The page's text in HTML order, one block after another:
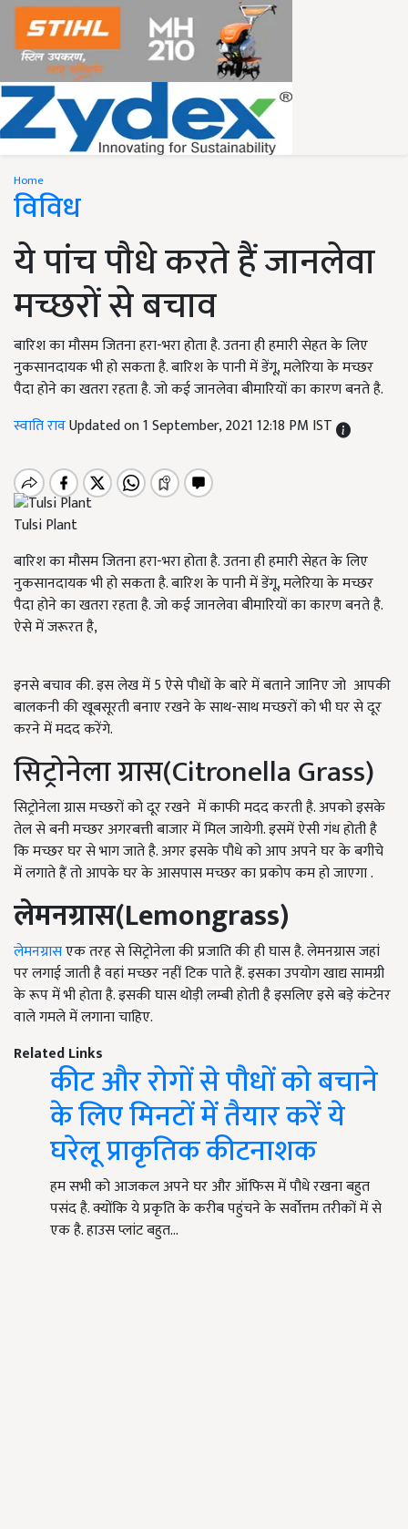
Home
विविध
ये पांच पौधे करते हैं जानलेवा
मच्छरों से बचाव
बारिश का मौसम जितना हरा-भरा होता है. उतना ही हमारी सेहत के लिए
नुकसानदायक भी हो सकता है. बारिश के पानी में डेंगू, मलेरिया के मच्छर
पैदा होने का खतरा रहता है. जो कई जानलेवा बीमारियों का कारण बनते है.
स्वाति रावUpdated on 1 September, 2021 12:18 PM IST
Tulsi Plant
बारिश का मौसम जितना हरा-भरा होता है. उतना ही हमारी सेहत के लिए
नुकसानदायक भी हो सकता है. बारिश के पानी में डेंगू, मलेरिया के मच्छर
पैदा होने का खतरा रहता है. जो कई जानलेवा बीमारियों का कारण बनते है.
ऐसे में जरूरत है,
इनसे बचाव की. इस लेख में 5 ऐसे पौधों के बारे में बताने जानिए जो आपकी
बालकनी की खूबसूरती बनाए रखने के साथ-साथ मच्छरों को भी घर से दूर
करने में मदद करेंगे.
सिट्रोनेला ग्रास(Citronella Grass)
सिट्रोनेला ग्रास मच्छरों को दूर रखने में काफी मदद करती है. अपको इसके
तेल से बनी मच्छर अगरबत्ती बाजार में मिल जायेगी. इसमें ऐसी गंध होती है
कि मच्छर घर से भाग जाते है. अगर इसके पौधे को आप अपने घर के बगीचे
में लगाते हैं तो आपके घर के आसपास मच्छर का प्रकोप कम हो जाएगा .
लेमनग्रास(Lemongrass)
लेमनग्रासएक तरह से सिट्रोनेला की प्रजाति की ही घास है. लेमनग्रास जहां
पर लगाई जाती है वहां मच्छर नहीं टिक पाते हैं. इसका उपयोग खाद्य सामग्री
के रूप में भी होता है. इसकी घास थोड़ी लम्बी होती है इसलिए इसे बड़े कंटेनर
वाले गमले में लगाना चाहिए.
Related Links
कीट और रोगों से पौधों को बचाने
के लिए मिनटों में तैयार करें ये
घरेलू प्राकृतिक कीटनाशक
हम सभी को आजकल अपने घर और ऑफिस में पौधे रखना बहुत
पसंद है. क्योंकि ये प्रकृति के करीब पहुंचने के सर्वोत्तम तरीकों में से
एक है. हाउस प्लांट बहुत…